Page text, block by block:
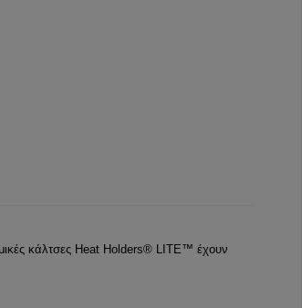
κάλτσες Heat Holders® LITE™ έχουν